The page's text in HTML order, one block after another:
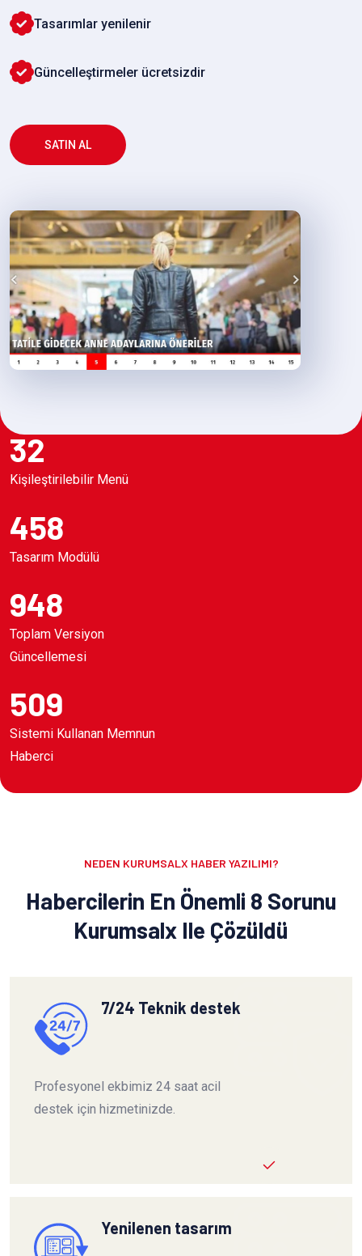
Tasarımlar yenilenir
Güncelleştirmeler ücretsizdir
SATIN AL
32
Kişileştirilebilir Menü
458
Tasarım Modülü
948
Toplam Versiyon
Güncellemesi
509
Sistemi Kullanan Memnun
Haberci
NEDEN KURUMSALX HABER YAZILIMI?
Habercilerin En Önemli 8 Sorunu
Kurumsalx Ile Çözüldü
7/24 Teknik destek
Profesyonel ekbimiz 24 saat acil
destek için hizmetinizde.
Yenilenen tasarım